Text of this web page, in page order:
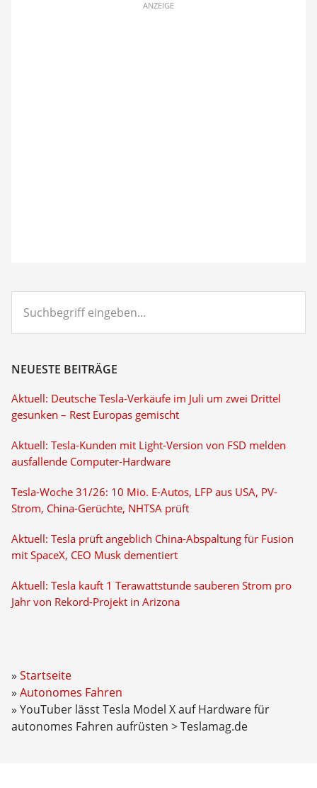
ANZEIGE
eingeben...
NEUESTE BEITRÄGE
Aktuell: Deutsche Tesla-Verkäufe im Juli um zwei Drittel
gesunken – Rest Europas gemischt
Aktuell: Tesla-Kunden mit Light-Version von FSD melden
ausfallende Computer-Hardware
Tesla-Woche 31/26: 10 Mio. E-Autos, LFP aus USA, PV-
Strom, China-Gerüchte, NHTSA prüft
Aktuell: Tesla prüft angeblich China-Abspaltung für Fusion
mit SpaceX, CEO Musk dementiert
Aktuell: Tesla kauft 1 Terawattstunde sauberen Strom pro
Jahr von Rekord-Projekt in Arizona
Startseite
Autonomes Fahren
YouTuber lässt Tesla Model X auf Hardware für
autonomes Fahren aufrüsten > Teslamag.de